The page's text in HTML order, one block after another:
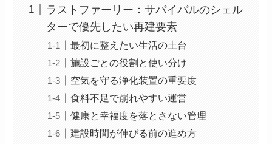
ラストファーリー：サバイバルのシェル
ターで優先したい再建要素
最初に整えたい生活の土台
施設ごとの役割と使い分け
空気を守る浄化装置の重要度
食料不足で崩れやすい運営
健康と幸福度を落とさない管理
建設時間が伸びる前の進め方